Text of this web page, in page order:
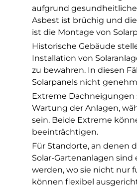
aufgrund
Asbest ist brüchig und
ist die Montage von
Historische Gebäude
Installation von
zu bewahren. In diesen
Solarpanels nicht
Extreme Dachneigungen
Wartung der Anlagen,
sein. Beide Extreme
beeinträchtigen.
Für Standorte, an denen
Solar-Gartenanlagen
werden, wo sie nicht nur
können flexibel